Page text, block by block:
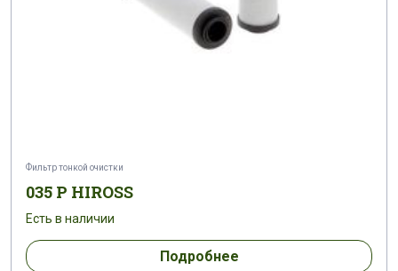
Фильтр тонкой очистки
035 P HIROSS
Есть в наличии
Подробнее